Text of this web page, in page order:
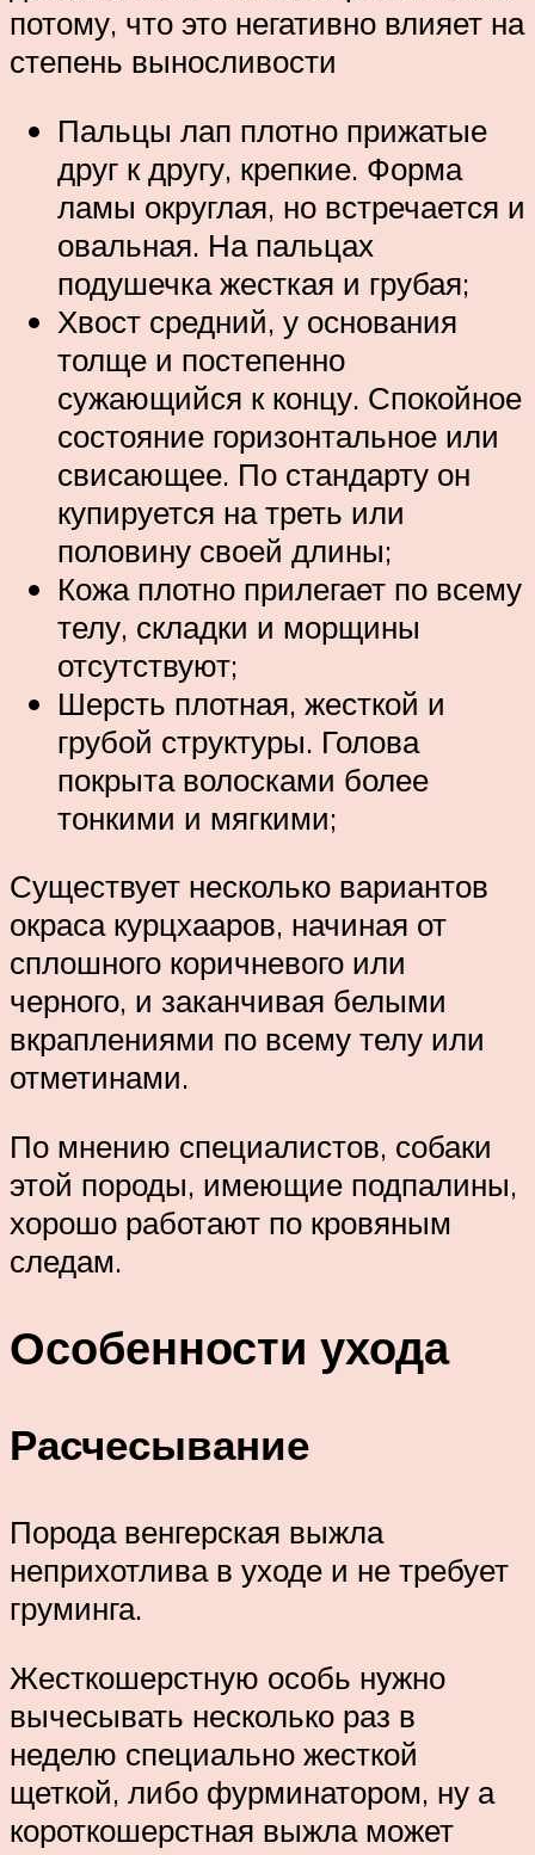
потому, что это негативно влияет на
степень выносливости
Пальцы лап плотно прижатые
друг к другу, крепкие. Форма
ламы округлая, но встречается и
овальная. На пальцах
подушечка жесткая и грубая;
Хвост средний, у основания
толще и постепенно
сужающийся к концу. Спокойное
состояние горизонтальное или
свисающее. По стандарту он
купируется на треть или
половину своей длины;
Кожа плотно прилегает по всему
телу, складки и морщины
отсутствуют;
Шерсть плотная, жесткой и
грубой структуры. Голова
покрыта волосками более
тонкими и мягкими;
Существует несколько вариантов
окраса курцхааров, начиная от
сплошного коричневого или
черного, и заканчивая белыми
вкраплениями по всему телу или
отметинами.
По мнению специалистов, собаки
этой породы, имеющие подпалины,
хорошо работают по кровяным
следам.
Особенности ухода
Расчесывание
Порода венгерская выжла
неприхотлива в уходе и не требует
груминга.
Жесткошерстную особь нужно
вычесывать несколько раз в
неделю специально жесткой
щеткой, либо фурминатором, ну а
короткошерстная выжла может